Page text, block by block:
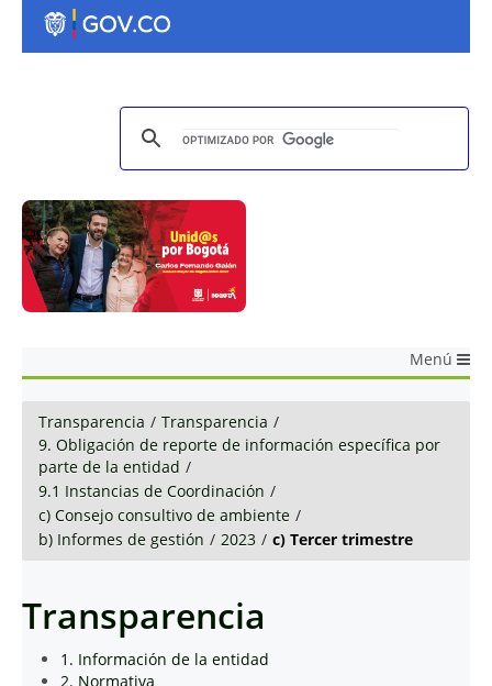
Menú
Transparencia / Transparencia /
9. Obligación de reporte de información específica por
parte de la entidad /
9.1 Instancias de Coordinación /
c) Consejo consultivo de ambiente /
b) Informes de gestión / 2023 / c) Tercer trimestre
Transparencia
1. Información de la entidad
2. Normativa